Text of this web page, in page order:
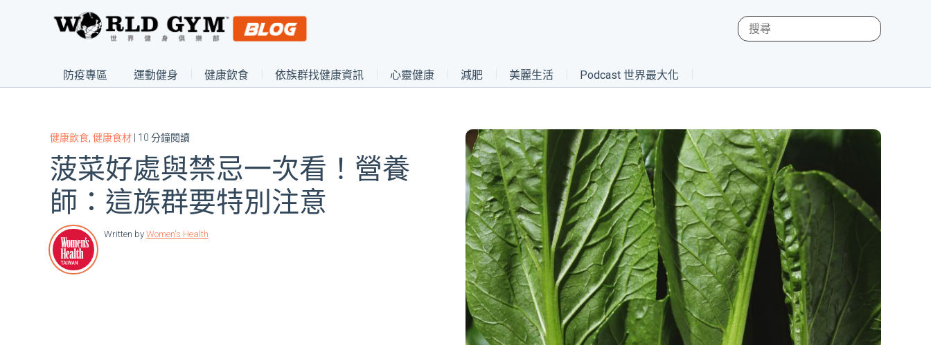
防疫專區 運動健身 健康飲食 依族群找健康資訊 心靈健康 減肥 美麗生活 Podcast 世界最大化
健康飲食 健康食材 | 10 分鐘閱讀
菠菜好處與禁忌一次看！營養
師：這族群要特別注意
Written by Women's Health